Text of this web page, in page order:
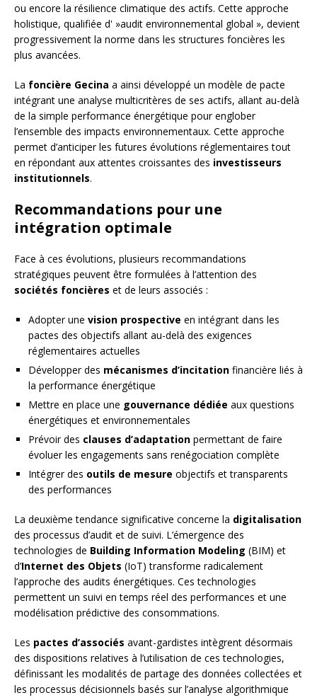
ou encore la résilience climatique des actifs. Cette approche
holistique, qualifiée d' »audit environnemental global », devient
progressivement la norme dans les structures foncières les
plus avancées.
La foncière Gecina a ainsi développé un modèle de pacte
intégrant une analyse multicritères de ses actifs, allant au-delà
de la simple performance énergétique pour englober
l’ensemble des impacts environnementaux. Cette approche
permet d’anticiper les futures évolutions réglementaires tout
en répondant aux attentes croissantes des investisseurs
institutionnels.
Recommandations pour une
intégration optimale
Face à ces évolutions, plusieurs recommandations
stratégiques peuvent être formulées à l’attention des
sociétés foncières et de leurs associés :
Adopter une vision prospective en intégrant dans les
pactes des objectifs allant au-delà des exigences
réglementaires actuelles
Développer des mécanismes d’incitation financière liés à
la performance énergétique
Mettre en place une gouvernance dédiée aux questions
énergétiques et environnementales
Prévoir des clauses d’adaptation permettant de faire
évoluer les engagements sans renégociation complète
Intégrer des outils de mesure objectifs et transparents
des performances
La deuxième tendance significative concerne la digitalisation
des processus d’audit et de suivi. L’émergence des
technologies de Building Information Modeling (BIM) et
d’Internet des Objets (IoT) transforme radicalement
l’approche des audits énergétiques. Ces technologies
permettent un suivi en temps réel des performances et une
modélisation prédictive des consommations.
Les pactes d’associés avant-gardistes intègrent désormais
des dispositions relatives à l’utilisation de ces technologies,
définissant les modalités de partage des données collectées et
les processus décisionnels basés sur l’analyse algorithmique